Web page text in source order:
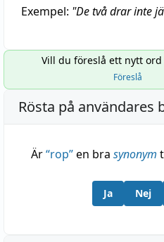
Exempel: "De två drar inte
Vill du föreslå ett nytt
Föreslå
Rösta på användares
Är“rop”en bra synonym
Ja Nej